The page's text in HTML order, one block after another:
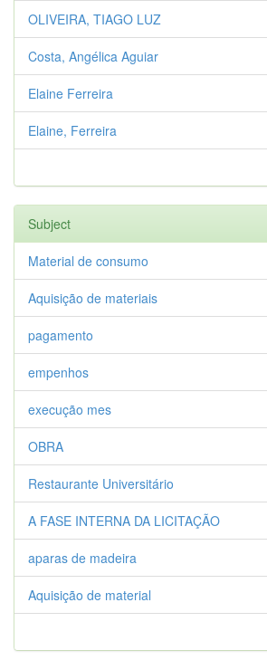
OLIVEIRA, TIAGO LUZ
Costa, Angélica Aguiar
Elaine Ferreira
Elaine, Ferreira
Subject
Material de consumo
Aquisição de materiais
pagamento
empenhos
execução mes
OBRA
Restaurante Universitário
A FASE INTERNA DA LICITAÇÃO
aparas de madeira
Aquisição de material